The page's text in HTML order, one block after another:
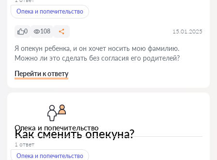
Опека и попечительство
0 108 15.01.2025
Я опекун ребенка, и он хочет носить мою фамилию.
Можно ли это сделать без согласия его родителей?
Перейти к ответу
Опека и попечительство
Как сменить опекуна?
1 ответ
Опека и попечительство